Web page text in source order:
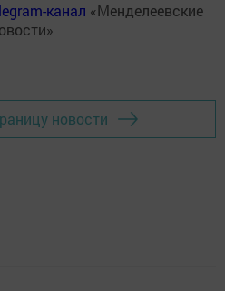
канал «Менделеевские
новости